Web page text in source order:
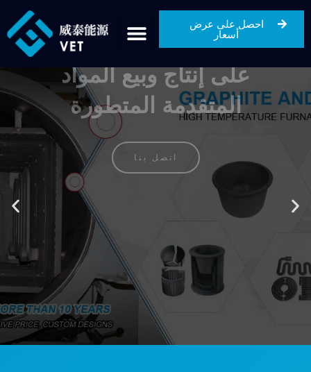
احصل على عرض
أسعار
نينغبو التعليم والتدريب المهني تكنولوجيا الطاقة
مؤسسة ذات تقنية عالية تركز
على إنتاج وبيع المواد
المتقدمة المتطورة
اتصل بنا